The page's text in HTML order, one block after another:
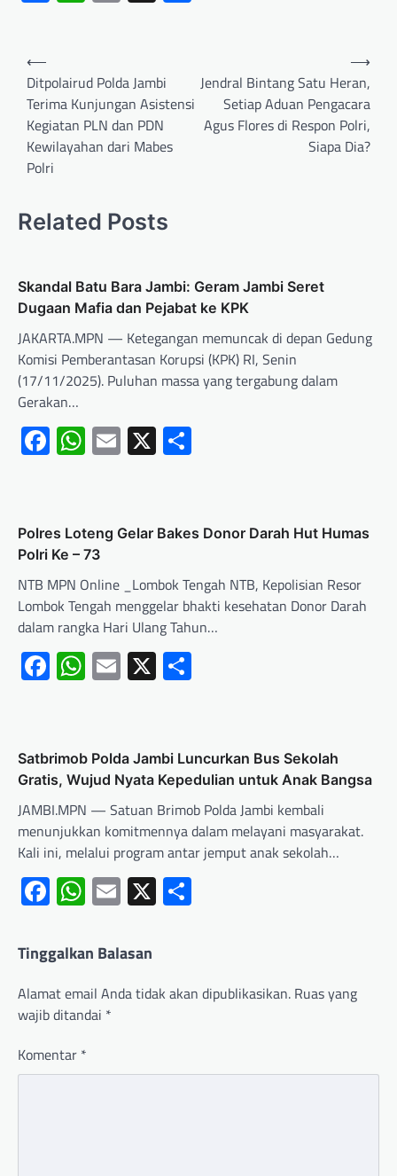
⟵
Ditpolairud Polda Jambi
Terima Kunjungan Asistensi
Kegiatan PLN dan PDN
Kewilayahan dari Mabes
Polri
Jendral Bintang Satu Heran,
Setiap Aduan Pengacara
Agus Flores di Respon Polri,
Siapa Dia?
⟶
Related Posts
Skandal Batu Bara Jambi: Geram Jambi Seret
Dugaan Mafia dan Pejabat ke KPK
JAKARTA.MPN — Ketegangan memuncak di depan Gedung
Komisi Pemberantasan Korupsi (KPK) RI, Senin
(17/11/2025). Puluhan massa yang tergabung dalam
Gerakan…
Facebook
WhatsApp
Email
X
Polres Loteng Gelar Bakes Donor Darah Hut Humas
Polri Ke – 73
NTB MPN Online _Lombok Tengah NTB, Kepolisian Resor
Lombok Tengah menggelar bhakti kesehatan Donor Darah
dalam rangka Hari Ulang Tahun…
Facebook
WhatsApp
Email
X
Satbrimob Polda Jambi Luncurkan Bus Sekolah
Gratis, Wujud Nyata Kepedulian untuk Anak Bangsa
JAMBI.MPN — Satuan Brimob Polda Jambi kembali
menunjukkan komitmennya dalam melayani masyarakat.
Kali ini, melalui program antar jemput anak sekolah…
Facebook
WhatsApp
Email
X
Tinggalkan Balasan
Alamat email Anda tidak akan dipublikasikan. Ruas yang
wajib ditandai *
Komentar *